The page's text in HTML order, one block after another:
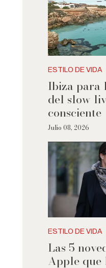
ESTILO DE VIDA
Ibiza para
del slow
consciente
Julio 08, 2026
ESTILO DE VIDA
Las 5
Apple que